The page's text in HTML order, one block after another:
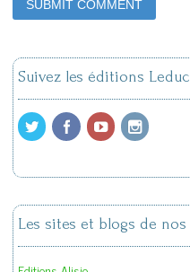
Suivez les éditions Leduc
Les sites et blogs de